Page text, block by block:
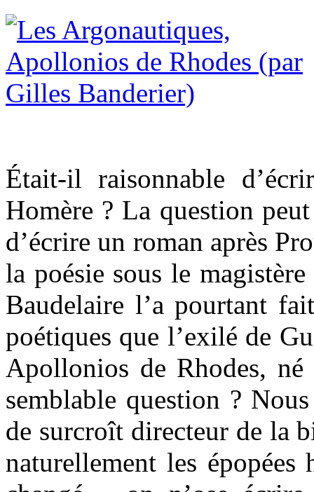
Était-il raisonnable
Homère ? La question
d’écrire un roman après
la poésie sous le
Baudelaire l’a pourtant
poétiques que l’exilé de
Apollonios de Rhodes, né
semblable question ?
de surcroît directeur de la
naturellement les